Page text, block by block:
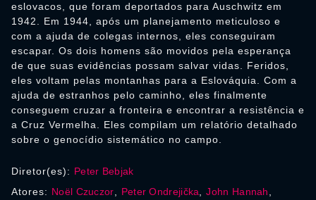
eslovacos, que foram deportados para Auschwitz em
1942. Em 1944, após um planejamento meticuloso e
com a ajuda de colegas internos, eles conseguiram
escapar. Os dois homens são movidos pela esperança
de que suas evidências possam salvar vidas. Feridos,
eles voltam pelas montanhas para a Eslováquia. Com a
ajuda de estranhos pelo caminho, eles finalmente
conseguem cruzar a fronteira e encontrar a resistência e
a Cruz Vermelha. Eles compilam um relatório detalhado
sobre o genocídio sistemático no campo.
Diretor(es): Peter Bebjak
Atores: Noël Czuczor Peter Ondrejička ,John Hannah